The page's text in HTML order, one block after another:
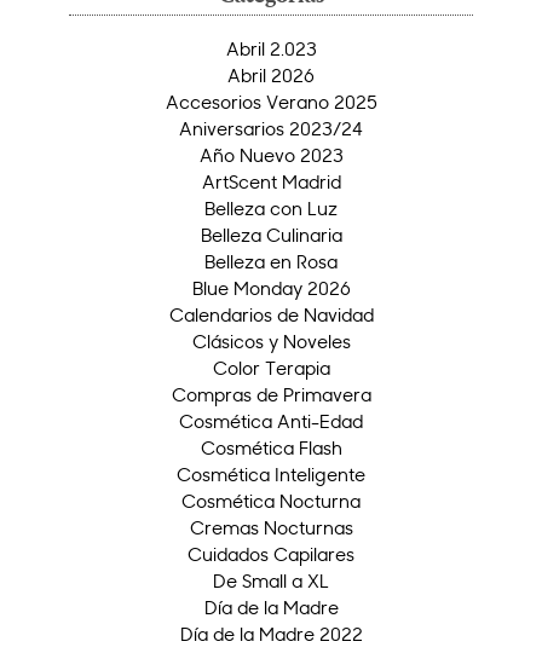
Abril 2.023
Abril 2026
Accesorios Verano 2025
Aniversarios 2023/24
Año Nuevo 2023
ArtScent Madrid
Belleza con Luz
Belleza Culinaria
Belleza en Rosa
Blue Monday 2026
Calendarios de Navidad
Clásicos y Noveles
Color Terapia
Compras de Primavera
Cosmética Anti-Edad
Cosmética Flash
Cosmética Inteligente
Cosmética Nocturna
Cremas Nocturnas
Cuidados Capilares
De Small a XL
Día de la Madre
Día de la Madre 2022